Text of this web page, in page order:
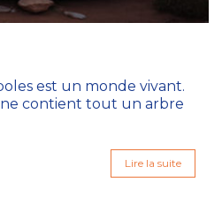
est un monde vivant.
contient tout un arbre
Lire la suite